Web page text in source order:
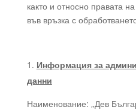
както и относно правата
във връзка с
Информация за
данни
Наименование: „Дев